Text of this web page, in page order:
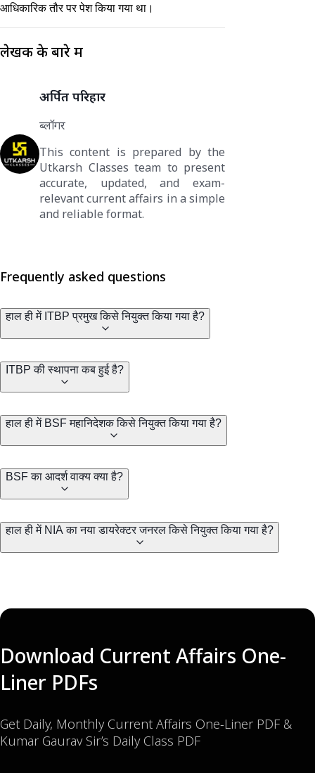
आधिकारिक तौर पर पेश किया गया था।
लेखक के बारे में
अर्पित परिहार
ब्लॉगर
This content is prepared by the
Utkarsh Classes team to present
accurate, updated, and exam-
relevant current affairs in a simple
and reliable format.
Frequently asked questions
हाल ही में ITBP प्रमुख किसे नियुक्त किया गया है?
ITBP की स्थापना कब हुई है?
हाल ही में BSF महानिदेशक किसे नियुक्त किया गया है?
BSF का आदर्श वाक्य क्या है?
हाल ही में NIA का नया डायरेक्टर जनरल किसे नियुक्त किया गया है?
Download Current Affairs One-
Liner PDFs
Get Daily, Monthly Current Affairs One-Liner PDF &
Kumar Gaurav Sir’s Daily Class PDF